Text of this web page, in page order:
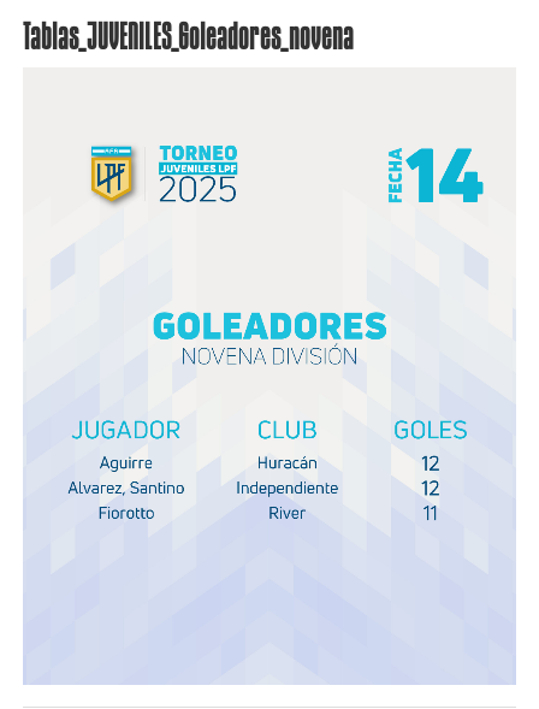
Tablas_JUVENILES_Goleadores_novena